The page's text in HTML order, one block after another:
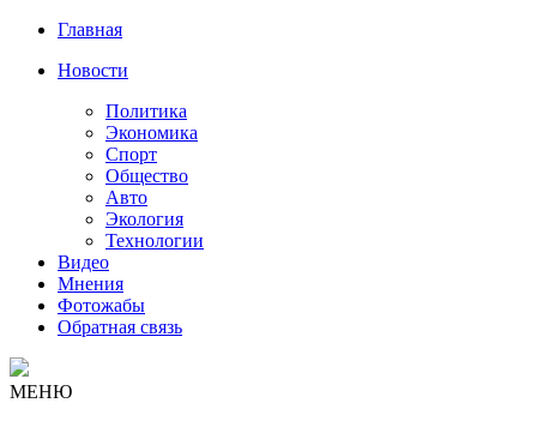
Главная
Новости
Политика
Экономика
Спорт
Общество
Авто
Экология
Технологии
Видео
Мнения
Фотожабы
Обратная связь
МЕНЮ